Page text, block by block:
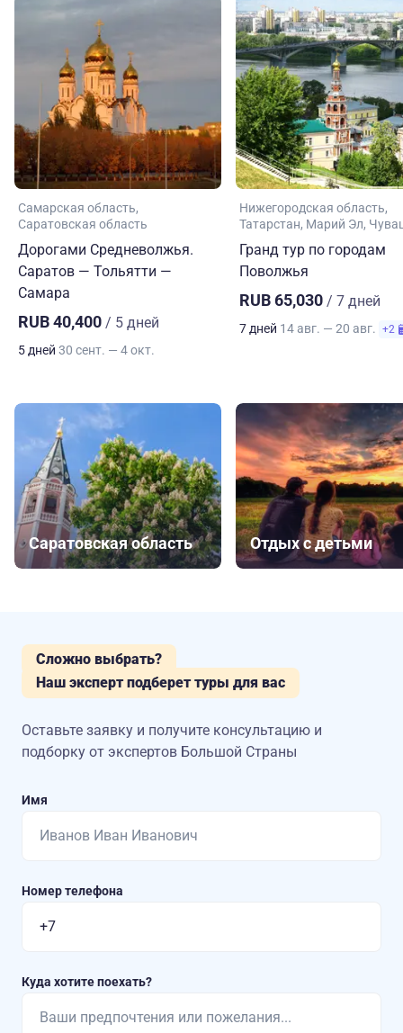
Самарская область
Саратовская область
Дорогами Средневолжья.
Саратов — Тольятти —
Самара
RUB 40,400 / 5 дней
5 дней 30 сент. — 4 окт.
Нижегородская область
Татарстан Марий Эл
Гранд тур по городам
Поволжья
RUB 65,030 / 7 дней
7 дней 14 авг. — 20 авг. +2
Саратовская область Отдых с детьми
Сложно выбрать?
Наш эксперт подберет туры для вас
Оставьте заявку и получите консультацию и
подборку от экспертов Большой Страны
Имя
Номер телефона
Куда хотите поехать?